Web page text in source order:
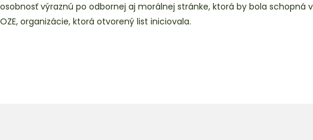
osobnosť výraznú po odbornej aj morálnej stránke, ktorá by bola schopná
OZE, organizácie, ktorá otvorený list iniciovala.